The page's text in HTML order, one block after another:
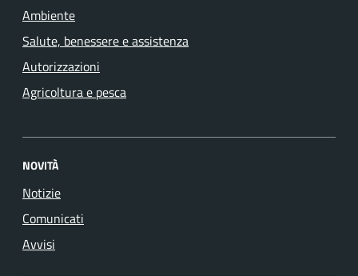
Ambiente
Salute, benessere e assistenza
Autorizzazioni
Agricoltura e pesca
NOVITÀ
Notizie
Comunicati
Avvisi